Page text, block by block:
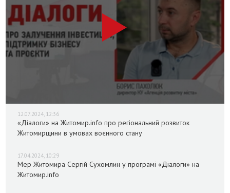
12.07.2024, 12:36
«Діалоги» на Житомир.info про регіональний розвиток
Житомирщини в умовах воєнного стану
17.04.2024, 10:29
Мер Житомира Сергій Сухомлин у програмі «Діалоги» на
Житомир.info